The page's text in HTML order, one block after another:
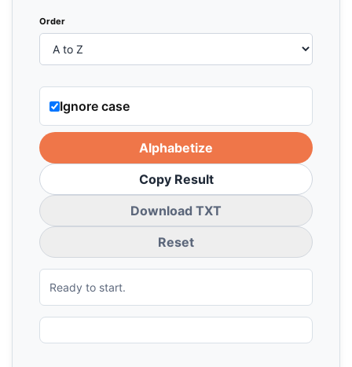
Order
Ignore case
Alphabetize
Copy Result
Download TXT
Reset
Ready to start.